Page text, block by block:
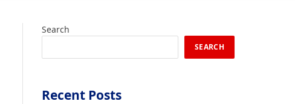
Search
SEARCH
Recent Posts